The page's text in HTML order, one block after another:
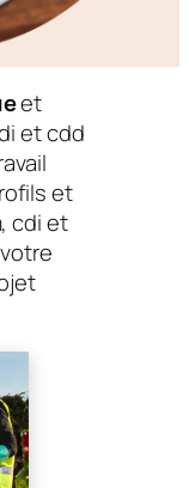
et
et cdd
et
cdi et